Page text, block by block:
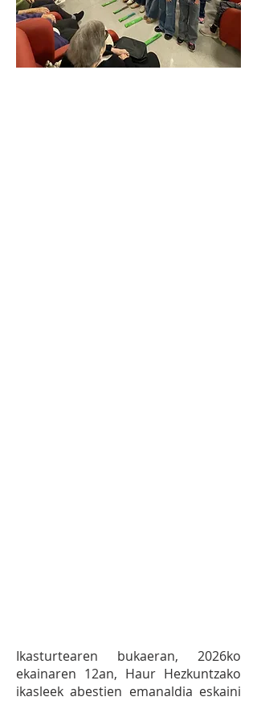
I​​​kasturtearen bukaeran, 2026ko
ekainaren 12an, Haur Hezkuntzako
ikasleek abestien emanaldia eskaini